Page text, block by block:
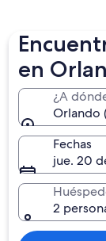
en
¿A
Orlando
Fechas
jue. 20
2